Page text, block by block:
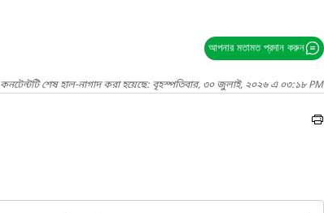
আপনার মতামত প্রদান করুন
কনটেন্টটি শেষ হাল-নাগাদ করা হয়েছে: বৃহস্পতিবার, ৩০ জুলাই, ২০২৬ এ ০৩:১৮ PM